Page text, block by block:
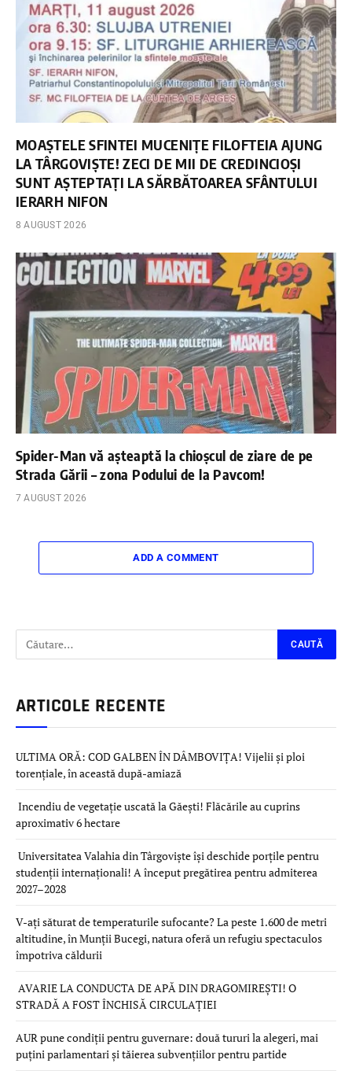
MOAȘTELE SFINTEI MUCENIȚE FILOFTEIA AJUNG
LA TÂRGOVIȘTE! ZECI DE MII DE CREDINCIOȘI
SUNT AȘTEPTAȚI LA SĂRBĂTOAREA SFÂNTULUI
IERARH NIFON
8 AUGUST 2026
Spider-Man vă așteaptă la chioșcul de ziare de pe
Strada Gării – zona Podului de la Pavcom!
7 AUGUST 2026
ADD A COMMENT
ARTICOLE RECENTE
ULTIMA ORĂ: COD GALBEN ÎN DÂMBOVIȚA! Vijelii și ploi
torențiale, în această după-amiază
Incendiu de vegetație uscată la Găești! Flăcările au cuprins
aproximativ 6 hectare
Universitatea Valahia din Târgoviște își deschide porțile pentru
studenții internaționali! A început pregătirea pentru admiterea
2027–2028
V-ați săturat de temperaturile sufocante? La peste 1.600 de metri
altitudine, în Munții Bucegi, natura oferă un refugiu spectaculos
împotriva căldurii
AVARIE LA CONDUCTA DE APĂ DIN DRAGOMIREȘTI! O
STRADĂ A FOST ÎNCHISĂ CIRCULAȚIEI
AUR pune condiții pentru guvernare: două tururi la alegeri, mai
puțini parlamentari și tăierea subvențiilor pentru partide